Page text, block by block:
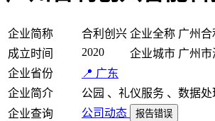
企业简称 合利创兴 企业全称 广州
成立时间
2020 企业城市 广州市
企业省份
📍 广东
企业简介
公园 、礼仪服务 、数据处
企业查询
公司动态 报告错误